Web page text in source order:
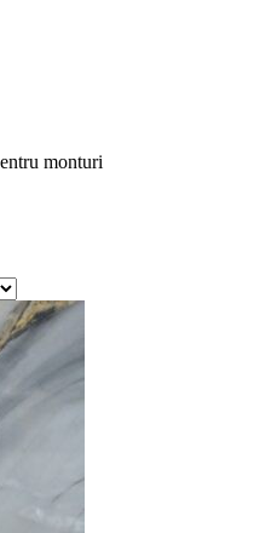
monturi